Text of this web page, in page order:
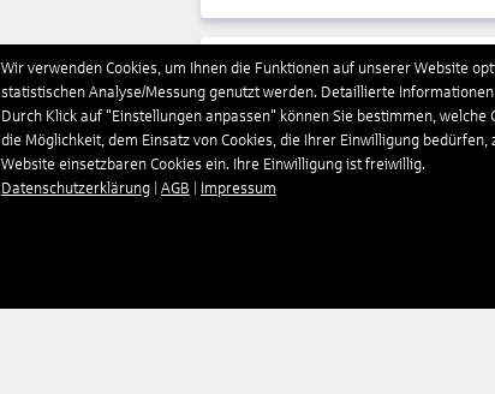
Grenada
Griechenland
Wir verwenden Cookies, um Ihnen die Funktionen auf unserer Website
statistischen Analyse/Messung genutzt werden. Detaillierte
Durch Klick auf "Einstellungen anpassen" können Sie bestimmen,
die Möglichkeit, dem Einsatz von Cookies, die Ihrer Einwilligung
Website einsetzbaren Cookies ein. Ihre Einwilligung ist freiwillig.
Datenschutzerklärung
AGB Impressum